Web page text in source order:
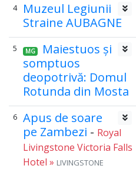
4
Muzeul Legiunii
Straine AUBAGNE
5 MG
Maiestuos și
somptuos
deopotrivă: Domul
Rotunda din Mosta
6 Apus de soare
pe Zambezi - Royal
Livingstone Victoria Falls
Hotel » LIVINGSTONE